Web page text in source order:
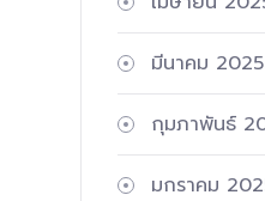
มีนาคม 2025
กุมภาพันธ์
มกราคม